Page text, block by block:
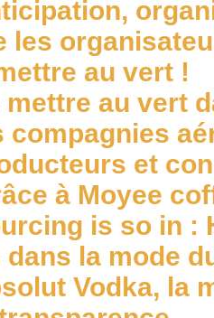
les
au vert !
mettre au vert
compagnies
et
à Moyee
is so in :
la mode
Vodka, la